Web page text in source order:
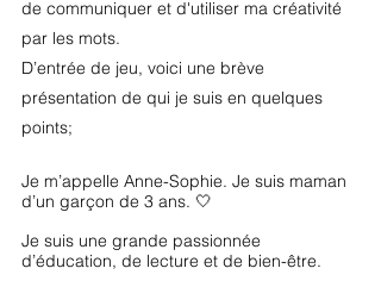
de communiquer et d'utiliser ma créativité
par les mots.
D’entrée de jeu, voici une brève
présentation de qui je suis en quelques
points;
Je m’appelle Anne-Sophie. Je suis maman
d’un garçon de 3 ans. 🤍
Je suis une grande passionnée
d’éducation, de lecture et de bien-être.